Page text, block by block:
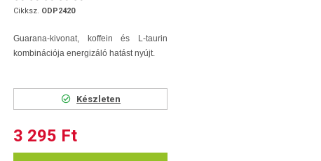
Cikksz. ODP2420
Guarana-kivonat, koffein és L-taurin
kombinációja energizáló hatást nyújt.
Készleten
3 295 Ft